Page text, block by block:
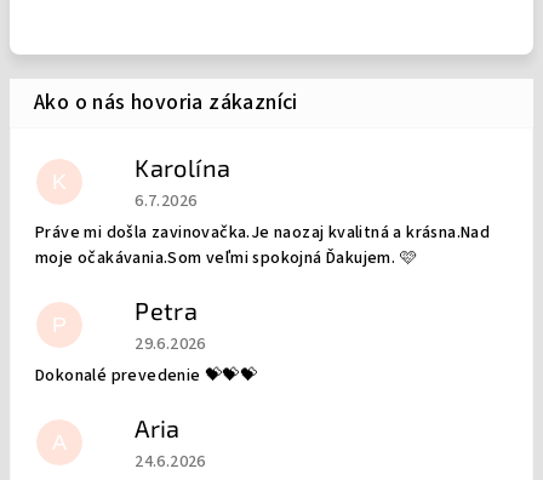
K Karolína
Hodnotenie obchodu je 5 z 5 hviezdičiek.
6.7.2026
Práve mi došla zavinovačka.Je naozaj kvalitná a krásna.Nad
moje očakávania.Som veľmi spokojná Ďakujem. 🩷
P Petra
Hodnotenie obchodu je 5 z 5 hviezdičiek.
29.6.2026
Dokonalé prevedenie 💝💝💝
A Aria
Hodnotenie obchodu je 5 z 5 hviezdičiek.
24.6.2026